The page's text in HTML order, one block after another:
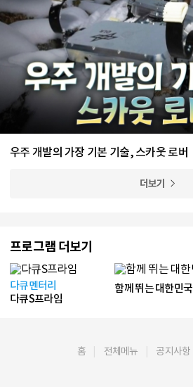
우주 개발의 가장 기본 기술, 스카웃 로버
더보기
프로그램 더보기
다큐멘터리
다큐S프라임
함께 뛰는 대한민국
홈 전체메뉴 공지사항